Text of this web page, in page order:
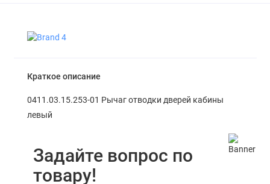
Краткое описание
0411.03.15.253-01 Рычаг отводки дверей кабины
левый
Задайте вопрос по
товару!